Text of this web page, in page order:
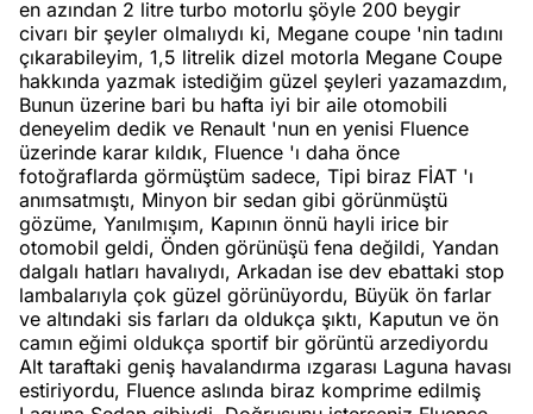
en azından 2 litre turbo motorlu şöyle 200 beygir
civarı bir şeyler olmalıydı ki, Megane coupe 'nin tadını
çıkarabileyim, 1,5 litrelik dizel motorla Megane Coupe
hakkında yazmak istediğim güzel şeyleri yazamazdım,
Bunun üzerine bari bu hafta iyi bir aile otomobili
deneyelim dedik ve Renault 'nun en yenisi Fluence
üzerinde karar kıldık, Fluence 'ı daha önce
fotoğraflarda görmüştüm sadece, Tipi biraz FİAT 'ı
anımsatmıştı, Minyon bir sedan gibi görünmüştü
gözüme, Yanılmışım, Kapının önnü hayli irice bir
otomobil geldi, Önden görünüşü fena değildi, Yandan
dalgalı hatları havalıydı, Arkadan ise dev ebattaki stop
lambalarıyla çok güzel görünüyordu, Büyük ön farlar
ve altındaki sis farları da oldukça şıktı, Kaputun ve ön
camın eğimi oldukça sportif bir görüntü arzediyordu
Alt taraftaki geniş havalandırma ızgarası Laguna havası
estiriyordu, Fluence aslında biraz komprime edilmiş